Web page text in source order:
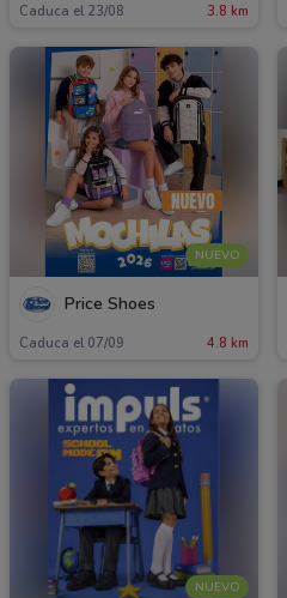
Caduca el 23/08 3.8 km
NUEVO
Price Shoes
Caduca el 07/09 4.8 km
NUEVO